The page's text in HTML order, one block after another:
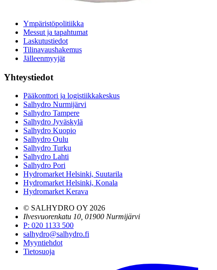
Ympäristöpolitiikka
Messut ja tapahtumat
Laskutustiedot
Tilinavaushakemus
Jälleenmyyjät
Yhteystiedot
Pääkonttori ja logistiikkakeskus
Salhydro Nurmijärvi
Salhydro Tampere
Salhydro Jyväskylä
Salhydro Kuopio
Salhydro Oulu
Salhydro Turku
Salhydro Lahti
Salhydro Pori
Hydromarket Helsinki, Suutarila
Hydromarket Helsinki, Konala
Hydromarket Kerava
© SALHYDRO OY 2026
Ilvesvuorenkatu 10, 01900 Nurmijärvi
P: 020 1133 500
salhydro@salhydro.fi
Myyntiehdot
Tietosuoja